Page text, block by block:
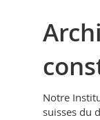
Notre
suisses du